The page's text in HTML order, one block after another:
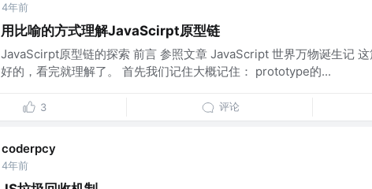
4年前
用比喻的方式理解JavaScirpt原型链
JavaScirpt原型链的探索 前言 参照文章 JavaScript 世界万物诞生记
好的，看完就理解了。 首先我们记住大概记住： prototype的...
3 评论
coderpcy
4年前